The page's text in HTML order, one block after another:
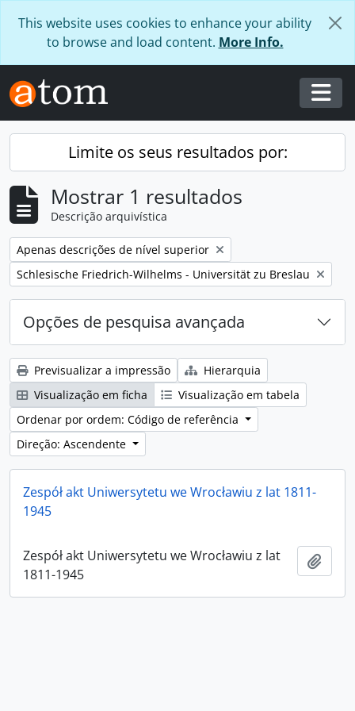
This website uses cookies to enhance your ability
to browse and load content. More Info.
Limite os seus resultados por:
Mostrar 1 resultados
Descrição arquivística
Remover filtro:
Apenas descrições de nível superior
Remover filtro:
Schlesische Friedrich-Wilhelms - Universität zu Breslau
Opções de pesquisa avançada
Previsualizar a impressão
Hierarquia
Visualização em ficha
Visualização em tabela
Ordenar por ordem: Código de referência
Direção: Ascendente
Zespół akt Uniwersytetu we Wrocławiu z lat 1811-
1945
Zespół akt Uniwersytetu we Wrocławiu z lat
1811-1945